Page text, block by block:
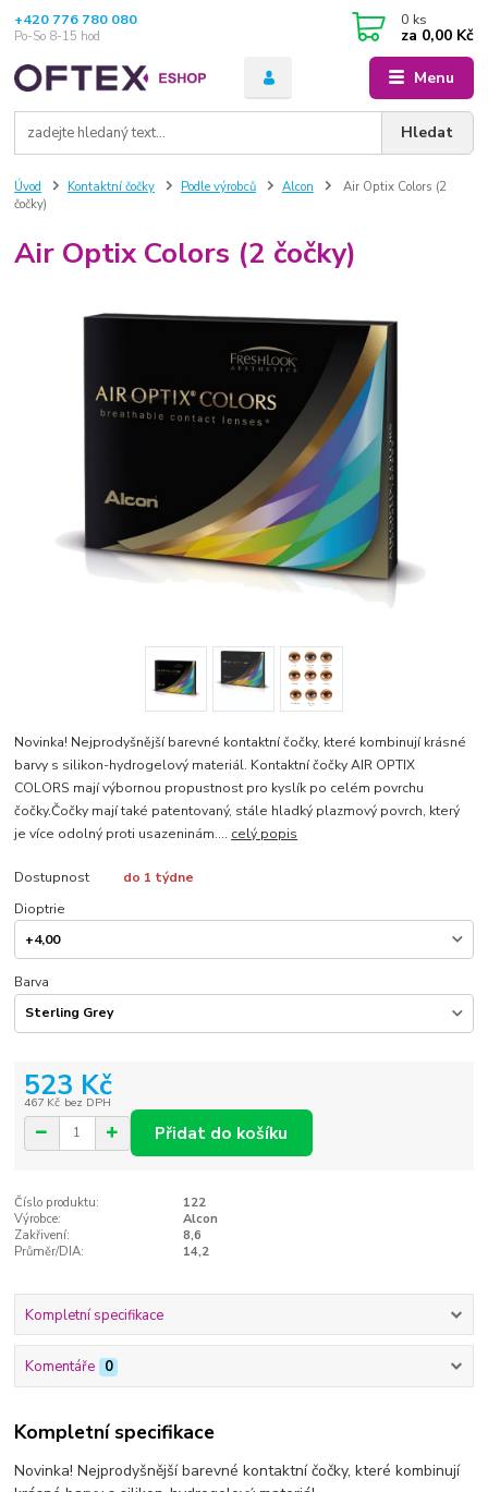
Menu
Hledat
+420 776 780 080
Po-So 8-15 hod
0 ks
za 0,00 Kč
Úvod Kontaktní čočky Podle výrobců Alcon
Air Optix Colors (2
čočky)
Air Optix Colors (2 čočky)
Novinka! Nejprodyšnější barevné kontaktní čočky, které kombinují krásné
barvy s silikon-hydrogelový materiál. Kontaktní čočky AIR OPTIX
COLORS mají výbornou propustnost pro kyslík po celém povrchu
čočky.Čočky mají také patentovaný, stále hladký plazmový povrch, který
je více odolný proti usazeninám.... celý popis
Dostupnost
do 1 týdne
Dioptrie
Barva
523 Kč
467 Kč bez DPH
Přidat do košíku
Číslo produktu:
122
Výrobce:
Alcon
Zakřivení:
8,6
Průměr/DIA:
14,2
Kompletní specifikace
Komentáře 0
Kompletní specifikace
Novinka! Nejprodyšnější barevné kontaktní čočky, které kombinují